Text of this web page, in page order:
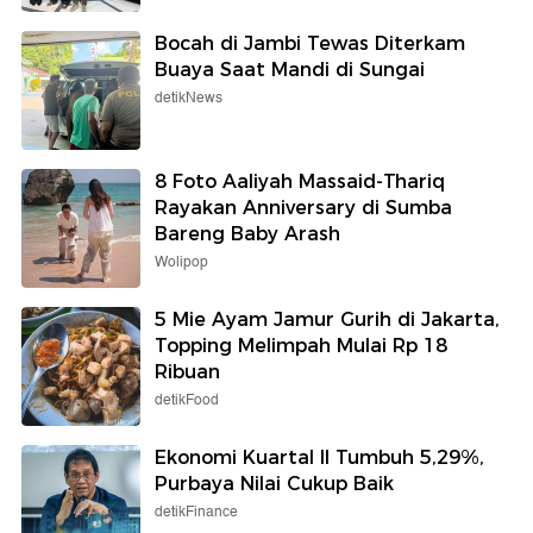
Bocah di Jambi Tewas Diterkam
Buaya Saat Mandi di Sungai
detikNews
8 Foto Aaliyah Massaid-Thariq
Rayakan Anniversary di Sumba
Bareng Baby Arash
Wolipop
5 Mie Ayam Jamur Gurih di Jakarta,
Topping Melimpah Mulai Rp 18
Ribuan
detikFood
Ekonomi Kuartal II Tumbuh 5,29%,
Purbaya Nilai Cukup Baik
detikFinance